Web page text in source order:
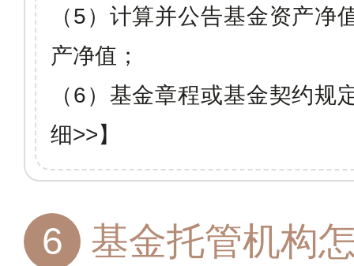
（5）计算并公告基金资产净
产净值；
（6）基金章程或基金契约规
细>>】
6 基金托管机构